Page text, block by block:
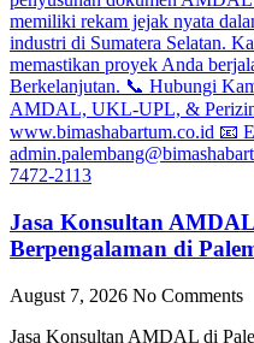
Jasa Konsultan
Berpengalaman di
August 7, 2026 No Comments
Jasa Konsultan AMDAL di